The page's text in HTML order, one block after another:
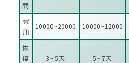
間
費
用
10000~20000 10000~12000
恢
復
3~5天 5~7天